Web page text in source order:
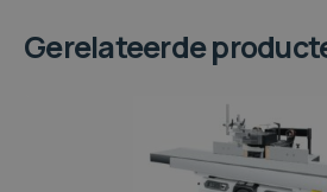
Gerelateerde